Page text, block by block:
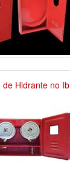
de Hidrante no